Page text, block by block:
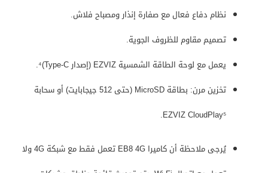
نظام دفاع فعال مع صفارة إنذار ومصباح فلاش.
تصميم مقاوم للظروف الجوية.
يعمل مع لوحة الطاقة الشمسية EZVIZ (إصدار Type-C)⁴.
تخزين مرن: بطاقة MicroSD (حتى 512 جيجابايت) أو سحابة
EZVIZ CloudPlay⁵.
يُرجى ملاحظة أن كاميرا EB8 4G تعمل فقط مع شبكة 4G ولا